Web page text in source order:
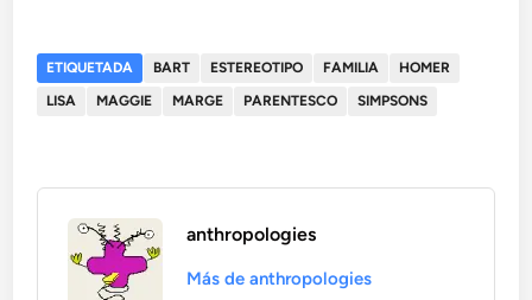
ETIQUETADA BART ESTEREOTIPO FAMILIA
HOMER
LISA
MAGGIE MARGE PARENTESCO SIMPSONS
anthropologies
Más de anthropologies